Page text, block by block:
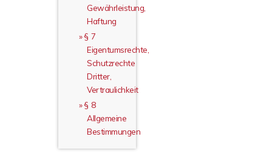
Gewährleistung,
Haftung
§ 7
Eigentumsrechte,
Schutzrechte
Dritter,
Vertraulichkeit
§ 8
Allgemeine
Bestimmungen